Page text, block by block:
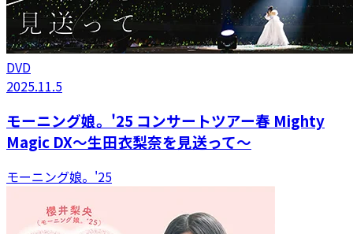
DVD
2025.11.5
モーニング娘。'25 コンサートツアー春 Mighty
Magic DX～生田衣梨奈を見送って～
モーニング娘。'25